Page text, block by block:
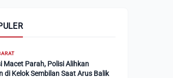
Macet Parah, Polisi Alihkan
di Kelok Sembilan Saat Arus Balik